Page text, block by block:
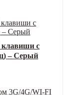
клавиши с
– Серый